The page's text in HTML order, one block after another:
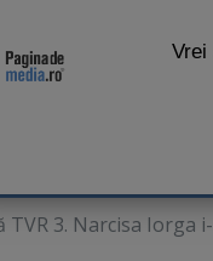
3. Narcisa Iorga
Vrei